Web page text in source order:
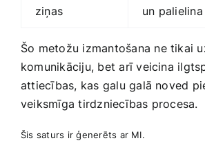
ziņas
un
Šo metožu izmantošana ne tikai
komunikāciju, bet arī​ veicina
attiecības, kas galu ‍galā noved
veiksmīga tirdzniecības procesa.
Šis saturs ir ģenerēts ar MI.